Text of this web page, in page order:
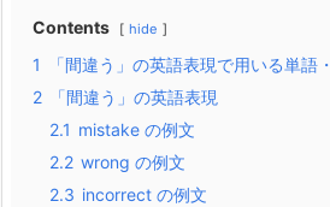
Contents hide
1
「間違う」の英語表現で用いる単語
2
「間違う」の英語表現
2.1 mistake の例文
2.2 wrong の例文
2.3 incorrect の例文